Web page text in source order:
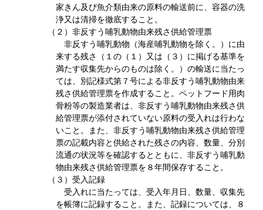
家きん及び魚介類由来の原料の輸送前に、容器の洗
浄又は清掃を徹底すること。
（２）非反すう哺乳動物由来残さ供給管理票
非反すう哺乳動物（海産哺乳動物を除く。）に由
来する残さ（１の（１）又は（３）に掲げる基準を
満たす収集先からのものは除く。）の輸送に当たっ
ては、別記様式第７号による非反すう哺乳動物由来
残さ供給管理票を作成すること。ペットフード用肉
骨粉等の製造業者は、非反すう哺乳動物由来残さ供
給管理票が添付されていない原料の受入れは行わな
いこと。また、非反すう哺乳動物由来残さ供給管理
票の記載内容と供給された残さの内容、数量、分別
流通の状況等を確認するとともに、非反すう哺乳動
物由来残さ供給管理票を８年間保存すること。
（３）受入記録
受入れに当たっては、受入年月日、数量、収集先
を帳簿に記録すること。また、記録については、８